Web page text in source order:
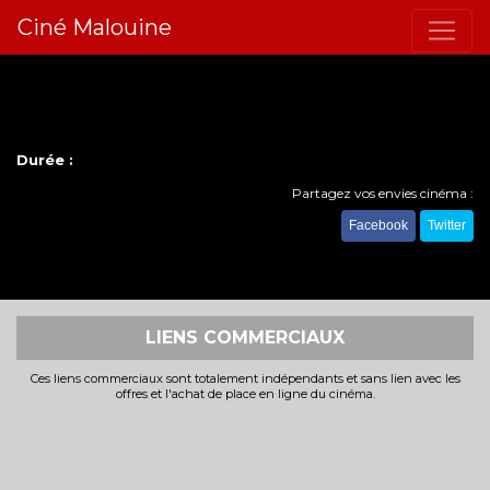
Ciné Malouine
Durée :
Partagez vos envies cinéma :
Facebook Twitter
LIENS COMMERCIAUX
Ces liens commerciaux sont totalement indépendants et sans lien avec les
offres et l'achat de place en ligne du cinéma.